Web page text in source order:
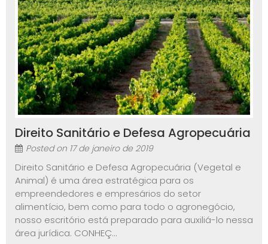
Direito Sanitário e Defesa Agropecuária
Posted on 17 de janeiro de 2019
Direito Sanitário e Defesa Agropecuária (Vegetal e
Animal) é uma área estratégica para os
empreendedores e empresários do setor
alimentício, bem como para todo o agronegócio,
nosso escritório está preparado para auxiliá-lo nessa
área jurídica. CONHEÇ...